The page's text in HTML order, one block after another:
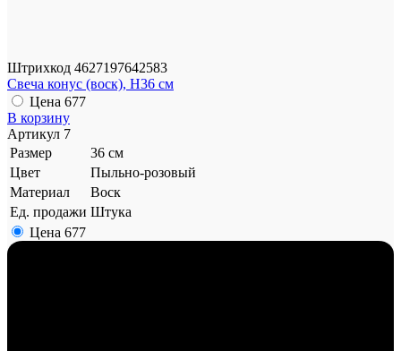
Штрихкод 4627197642583
Свеча конус (воск), H36 см
Цена 677
В корзину
Артикул 7
Размер
36 см
Цвет
Пыльно-розовый
Материал
Воск
Ед. продажи Штука
Цена 677